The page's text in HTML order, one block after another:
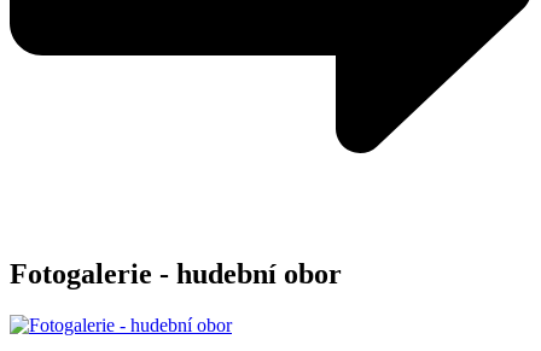
Fotogalerie - hudební obor